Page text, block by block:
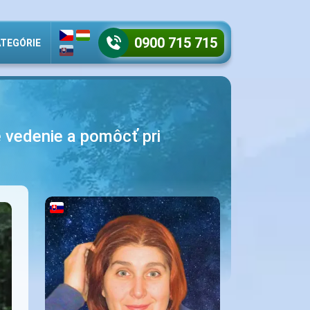
0900 715 715
a pomôcť pri